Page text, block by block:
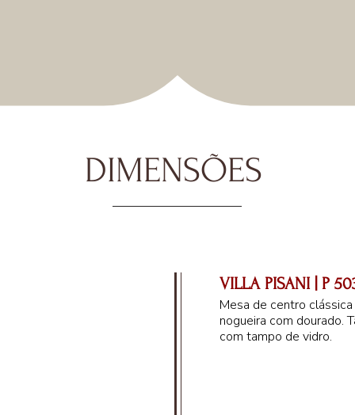
DIMENSÕES
VILLA PISANI | P
Mesa de centro
nogueira com dourado.
com tampo de vidro.